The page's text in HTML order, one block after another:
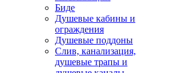
Биде
Душевые кабины и
ограждения
Душевые поддоны
Слив, канализация,
душевые трапы и